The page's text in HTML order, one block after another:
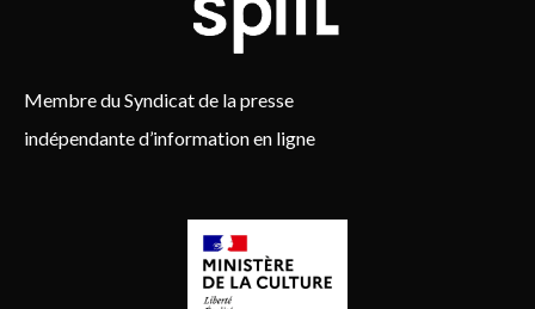
Membre du Syndicat de la presse
indépendante d’information en ligne